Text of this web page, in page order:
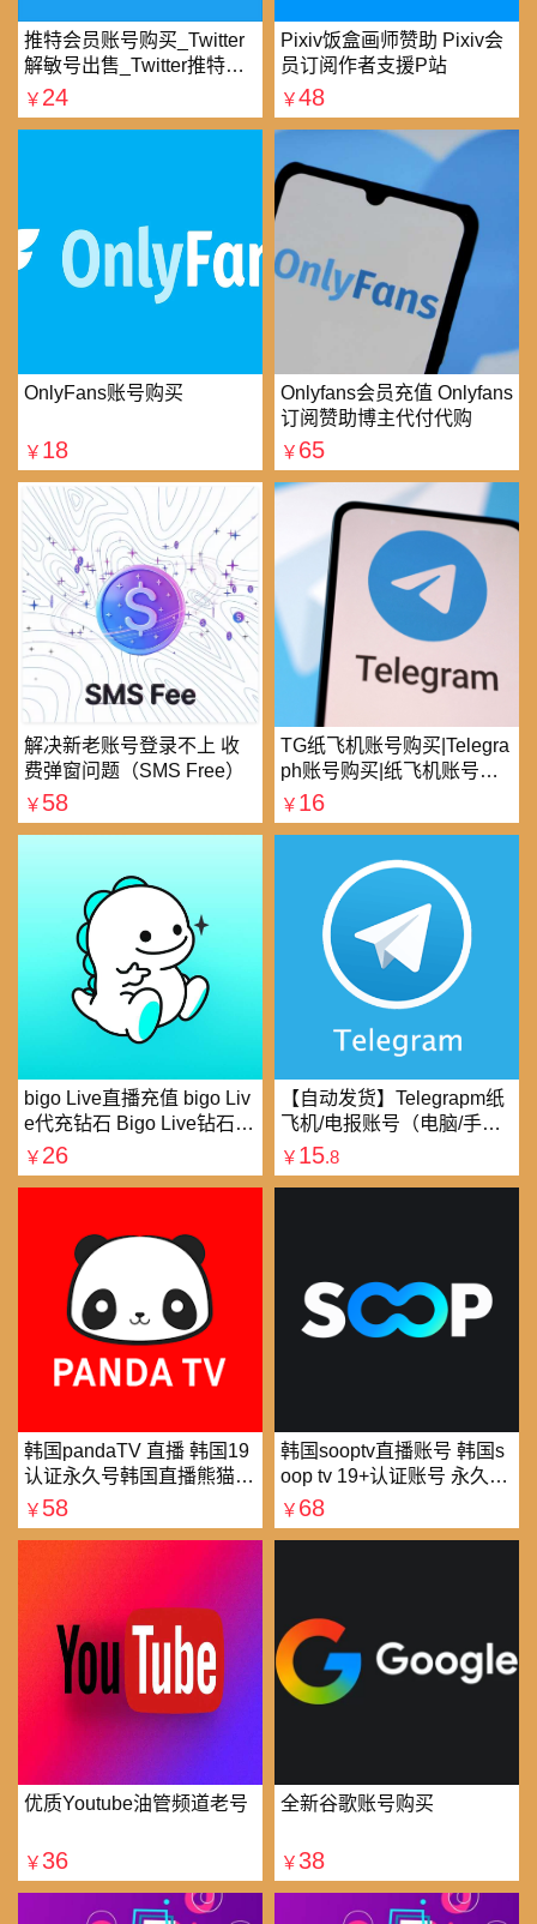
推特会员账号购买_Twitter
解敏号出售_Twitter推特账
号购买批发平台
￥ 24
Pixiv饭盒画师赞助 Pixiv会
员订阅作者支援P站
￥48
OnlyFans账号购买
￥ 18
Onlyfans会员充值 Onlyfans
订阅赞助博主代付代购
￥ 65
解决新老账号登录不上 收
费弹窗问题（SMS Free）
￥ 58
TG纸飞机账号购买|Telegra
ph账号购买|纸飞机账号购
买|电报账号购买
￥ 16
bigo Live直播充值 bigo Liv
e代充钻石 Bigo Live钻石充
值直播礼物钻石代充
￥ 26
【自动发货】Telegrapm纸
飞机/电报账号（电脑/手机
均可以登录）
￥ 15.8
韩国pandaTV 直播 韩国19
认证永久号韩国直播熊猫tv
可改密 一人一号
￥ 58
韩国sooptv直播账号 韩国s
oop tv 19+认证账号 永久使
用
￥ 68
优质Youtube油管频道老号
￥ 36
全新谷歌账号购买
￥ 38